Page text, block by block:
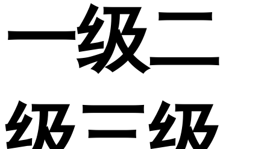
一级二